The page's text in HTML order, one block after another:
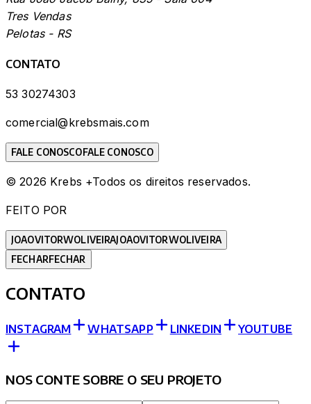
Tres Vendas
Pelotas - RS
CONTATO
53 30274303
comercial@krebsmais.com
FALE CONOSCOFALE CONOSCO
©2026 Krebs +Todos os direitos reservados.
FEITO POR
JOAOVITORWOLIVEIRAJOAOVITORWOLIVEIRA
FECHARFECHAR
CONTATO
INSTAGRAM WHATSAPP LINKEDIN YOUTUBE
NOS CONTE SOBRE O SEU PROJETO